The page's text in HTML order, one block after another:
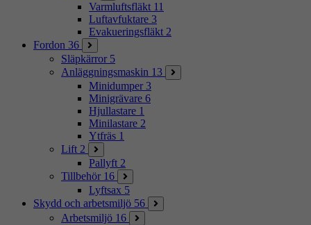
Varmluftsfläkt 11
Luftavfuktare 3
Evakueringsfläkt 2
Fordon 36
Släpkärror 5
Anläggningsmaskin 13
Minidumper 3
Minigrävare 6
Hjullastare 1
Minilastare 2
Ytfräs 1
Lift 2
Pallyft 2
Tillbehör 16
Lyftsax 5
Skydd och arbetsmiljö 56
Arbetsmiljö 16